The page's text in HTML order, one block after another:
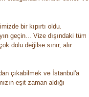
bir kıpırtı oldu.
geçin... Vize dışındaki tüm
dolu değilse sınır, alır
çıkabilmek ve İstanbul'a
eşit zaman aldığı